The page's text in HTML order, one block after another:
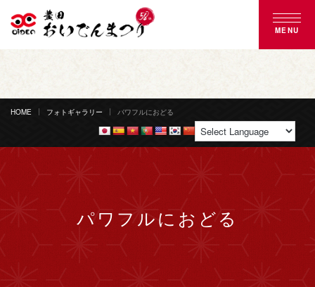
MENU
おいでん踊り
花火大会
協賛のご案内
HOME フォトギャラリー パワフルにおどる
パワフルにおどる